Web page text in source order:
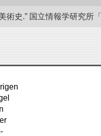
術史.” 国立情報学研究